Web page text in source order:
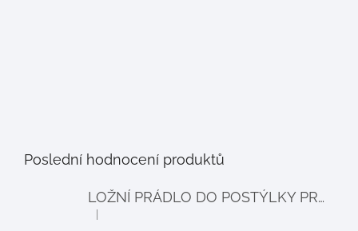
Poslední hodnocení produktů
LOŽNÍ PRÁDLO DO POSTÝLKY PRO PANENKY BALLOON - šedé
Hodnocení produktu je 4 z 5 hvězdiček.